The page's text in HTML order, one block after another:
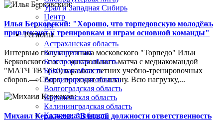
Илья Берковский: "Хорошо, что торпедовскую молодёжь
привлекают к тренировкам и играм основной команды"
Интервью полузащитника московского "Торпедо" Ильи
Берковского после контрольного матча с медиакомандой
"МАТЧ ТВ" (9:0) в рамках летних учебно-тренировочных
сборов.— Сборы проходят по плану. Всю нагрузку,...
Михаил Кержаков: "В новой должности ответственность
Урал и Западная Сибирь
Центр
Юг
Регионы
Астраханская область
Башкортостан
Белгородская область
Брянская область
Владимирская область
Волгоградская область
Воронежская область
Калининградская область
Калужская область